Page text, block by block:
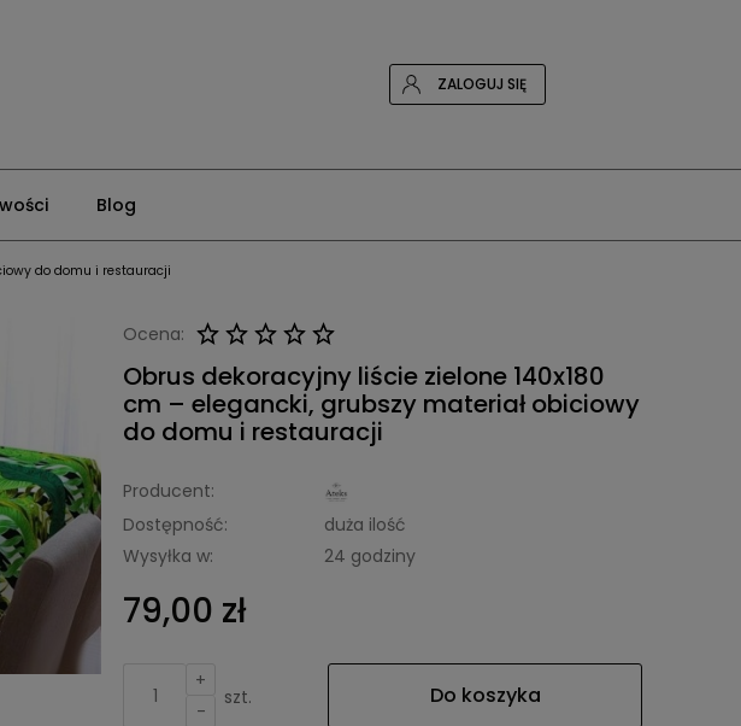
ZALOGUJ SIĘ
Blog
do domu i restauracji
Ocena:
Obrus dekoracyjny liście zielone 140x180
cm – elegancki, grubszy materiał obiciowy
do domu i restauracji
Producent:
Dostępność:
duża ilość
Wysyłka w:
24 godziny
79,00 zł
+
-
szt. Do koszyka